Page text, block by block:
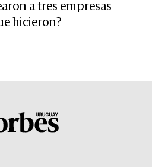
a tres empresas
hicieron?